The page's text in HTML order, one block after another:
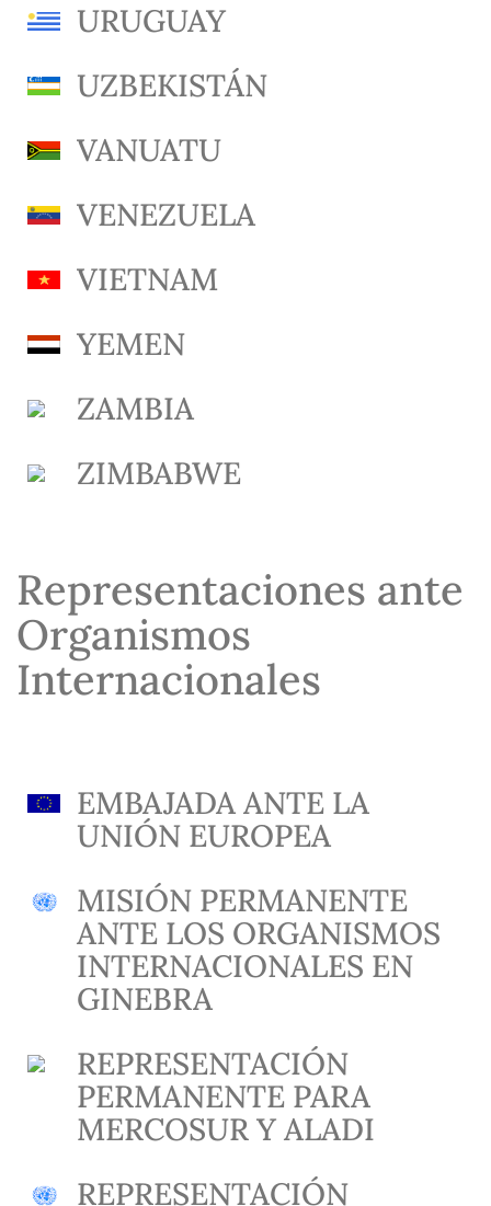
URUGUAY
UZBEKISTÁN
VANUATU
VENEZUELA
VIETNAM
YEMEN
ZAMBIA
ZIMBABWE
Representaciones ante
Organismos
Internacionales
EMBAJADA ANTE LA
UNIÓN EUROPEA
MISIÓN PERMANENTE
ANTE LOS ORGANISMOS
INTERNACIONALES EN
GINEBRA
REPRESENTACIÓN
PERMANENTE PARA
MERCOSUR Y ALADI
REPRESENTACIÓN